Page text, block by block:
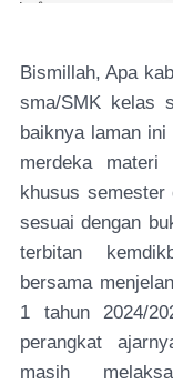
Bismillah, Apa
sma/SMK kelas
baiknya laman
merdeka
khusus semester
sesuai dengan
terbitan
bersama
1 tahun 2024/
perangkat
masih